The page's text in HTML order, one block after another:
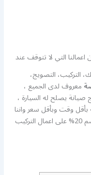
التي لا تتوقف عند
التركيب، التصويج،
معروف لدى الجميع ،
يصلح له السيارة ،
وقت وبأقل سعر واننا
نوفر في بعض الاوقات عروض مميزة وخصم 20% على اعمال التركيب